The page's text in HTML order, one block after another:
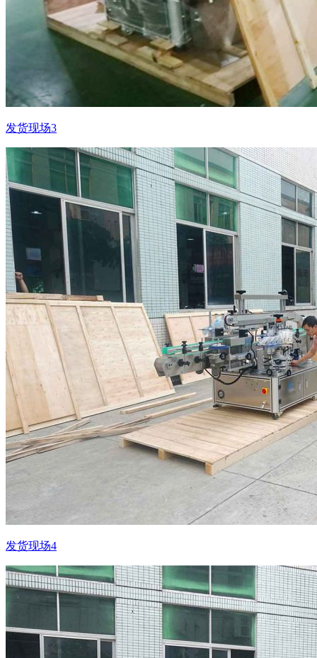
发货现场3
发货现场4